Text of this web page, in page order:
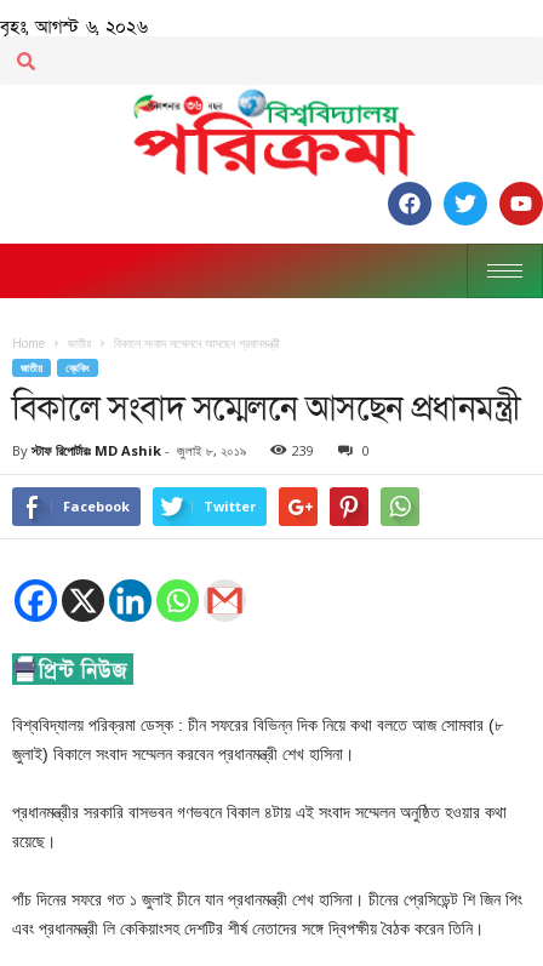
বৃহঃ, আগস্ট ৬, ২০২৬
Home জাতীয় বিকালে সংবাদ সম্মেলনে আসছেন প্রধানমন্ত্রী
জাতীয় ব্রেকিং
বিকালে সংবাদ সম্মেলনে আসছেন প্রধানমন্ত্রী
By স্টাফ রিপোর্টারঃ MD Ashik - জুলাই ৮, ২০১৯ 239 0
Facebook Twitter
বিশ্ববিদ্যালয় পরিক্রমা ডেস্ক : চীন সফরের বিভিন্ন দিক নিয়ে কথা বলতে আজ সোমবার (৮
জুলাই) বিকালে সংবাদ সম্মেলন করবেন প্রধানমন্ত্রী শেখ হাসিনা।
প্রধানমন্ত্রীর সরকারি বাসভবন গণভবনে বিকাল ৪টায় এই সংবাদ সম্মেলন অনুষ্ঠিত হওয়ার কথা
রয়েছে।
পাঁচ দিনের সফরে গত ১ জুলাই চীনে যান প্রধানমন্ত্রী শেখ হাসিনা। চীনের প্রেসিডেন্ট শি জিন পিং
এবং প্রধানমন্ত্রী লি কেকিয়াংসহ দেশটির শীর্ষ নেতাদের সঙ্গে দ্বিপক্ষীয় বৈঠক করেন তিনি।